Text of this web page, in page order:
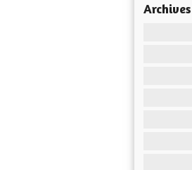
Archives